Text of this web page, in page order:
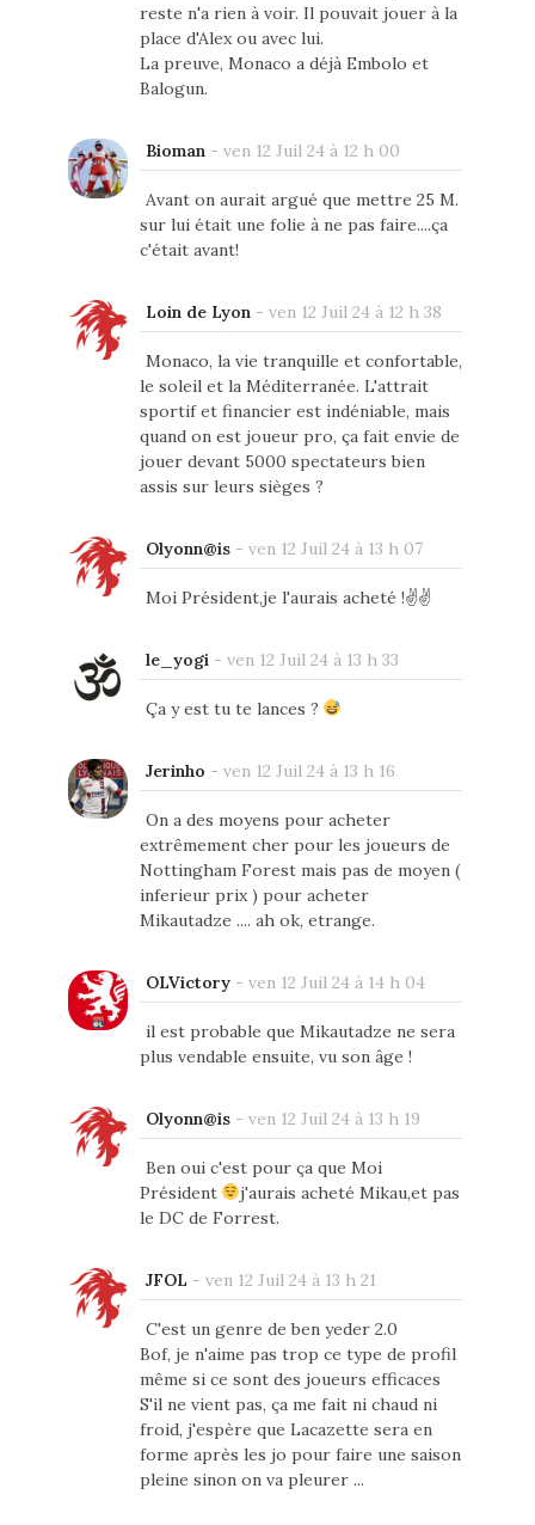
reste n'a rien à voir. Il pouvait jouer à la
place d'Alex ou avec lui.
La preuve, Monaco a déjà Embolo et
Balogun.
Bioman - ven 12 Juil 24 à 12 h 00
Avant on aurait argué que mettre 25 M.
sur lui était une folie à ne pas faire....ça
c'était avant!
Loin de Lyon - ven 12 Juil 24 à 12 h 38
Monaco, la vie tranquille et confortable,
le soleil et la Méditerranée. L'attrait
sportif et financier est indéniable, mais
quand on est joueur pro, ça fait envie de
jouer devant 5000 spectateurs bien
assis sur leurs sièges ?
Olyonn@is- ven 12 Juil 24 à 13 h 07
Moi Président,je l'aurais acheté !✌️✌️
le_yogi - ven 12 Juil 24 à 13 h 33
Ça y est tu te lances ?
Jerinho - ven 12 Juil 24 à 13 h 16
On a des moyens pour acheter
extrêmement cher pour les joueurs de
Nottingham Forest mais pas de moyen (
inferieur prix ) pour acheter
Mikautadze .... ah ok, etrange.
OLVictory- ven 12 Juil 24 à 14 h 04
il est probable que Mikautadze ne sera
plus vendable ensuite, vu son âge !
Olyonn@is- ven 12 Juil 24 à 13 h 19
Ben oui c'est pour ça que Moi
Président
j'aurais acheté Mikau,et pas
le DC de Forrest.
JFOL - ven 12 Juil 24 à 13 h 21
C'est un genre de ben yeder 2.0
Bof, je n'aime pas trop ce type de profil
même si ce sont des joueurs efficaces
S'il ne vient pas, ça me fait ni chaud ni
froid, j'espère que Lacazette sera en
forme après les jo pour faire une saison
pleine sinon on va pleurer ...